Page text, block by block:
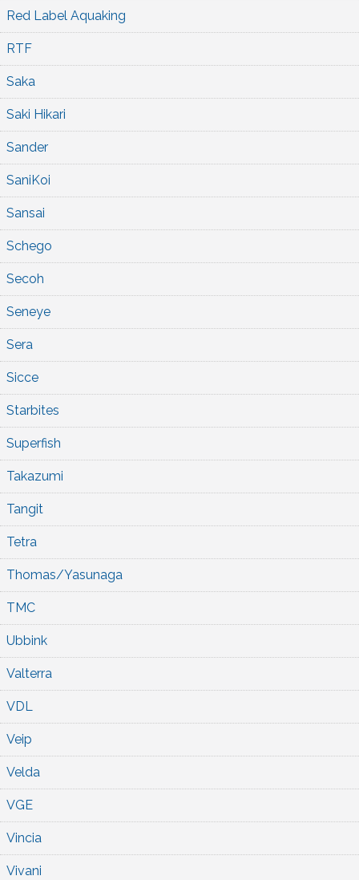
Red Label Aquaking
RTF
Saka
Saki Hikari
Sander
SaniKoi
Sansai
Schego
Secoh
Seneye
Sera
Sicce
Starbites
Superfish
Takazumi
Tangit
Tetra
Thomas/Yasunaga
TMC
Ubbink
Valterra
VDL
Veip
Velda
VGE
Vincia
Vivani